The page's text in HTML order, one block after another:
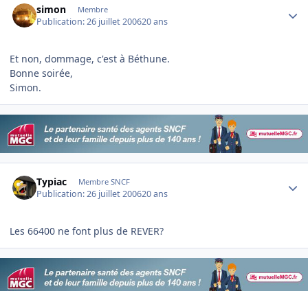
simon Membre
Publication:26 juillet 200620 ans
Et non, dommage, c'est à Béthune.
Bonne soirée,
Simon.
Typiac Membre SNCF
Publication:26 juillet 200620 ans
Les 66400 ne font plus de REVER?